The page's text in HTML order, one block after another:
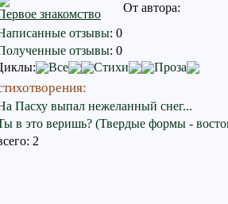
знакомство
От автора:
отзывы: 0
отзывы: 0
Все Стихи Проза
Пасху выпал нежеланный снег...
в это веришь? (Твердые формы -
2